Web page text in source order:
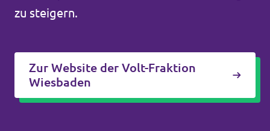
Kontakt
zu steigern.
Zur Website der Volt-Fraktion
Wiesbaden